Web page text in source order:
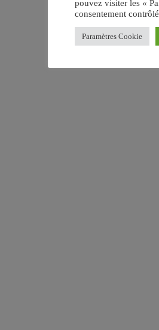
pouvez visiter les «
consentement
Paramètres Cookie